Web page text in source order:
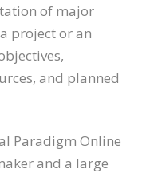
of major
project or an
and planned
Paradigm Online
and a large